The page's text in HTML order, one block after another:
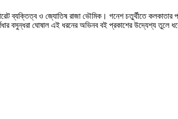
ব্যক্তিত্ব ও জ্যোতিষ রাজা ভৌমিক। গনেশ চতুর্থীতে
বসুন্ধরা ঘোষাল এই ধরনের অভিনব বই প্রকাশের উদ্যেশ্য তুলে